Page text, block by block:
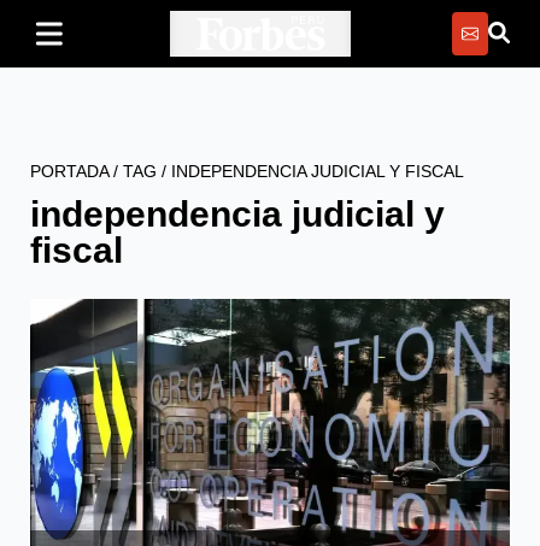
PORTADA/ TAG / INDEPENDENCIA JUDICIAL Y FISCAL
independencia judicial y
fiscal